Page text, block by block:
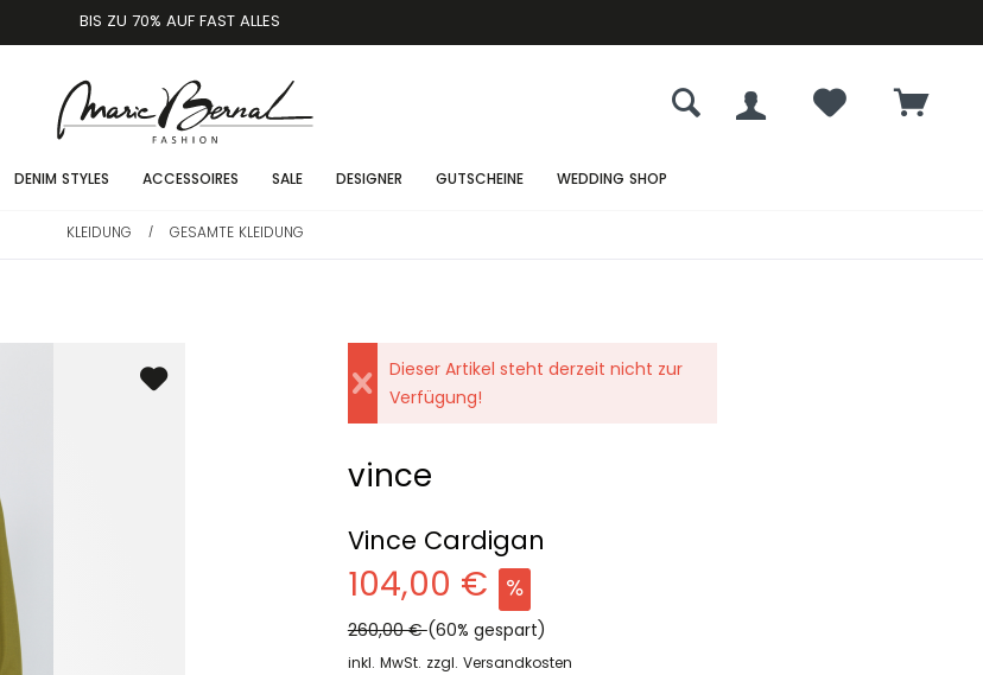
BIS ZU 70% AUF FAST ALLES
DENIM STYLES ACCESSOIRES SALE DESIGNER GUTSCHEINE WEDDING SHOP
KLEIDUNG / GESAMTE KLEIDUNG
Dieser Artikel steht derzeit nicht zur
Verfügung!
vince
Vince Cardigan
104,00 €
260,00 €(60% gespart)
inkl. MwSt. zzgl. Versandkosten